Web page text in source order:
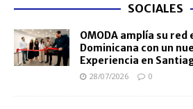
SOCIALES
OMODA amplía su red
Dominicana con un
Experiencia en
28/07/2026 0